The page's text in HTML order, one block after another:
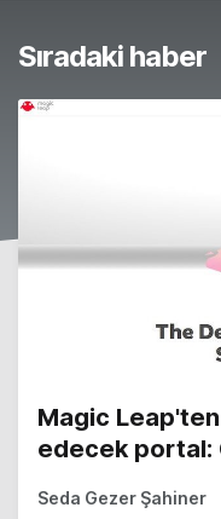
Sıradaki haber
Magic
edecek portal:
Seda Gezer Şahiner